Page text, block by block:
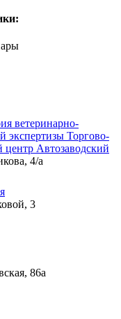
ветеринарно-
экспертизы Торгово-
центр Автозаводский
4/а
3
86а